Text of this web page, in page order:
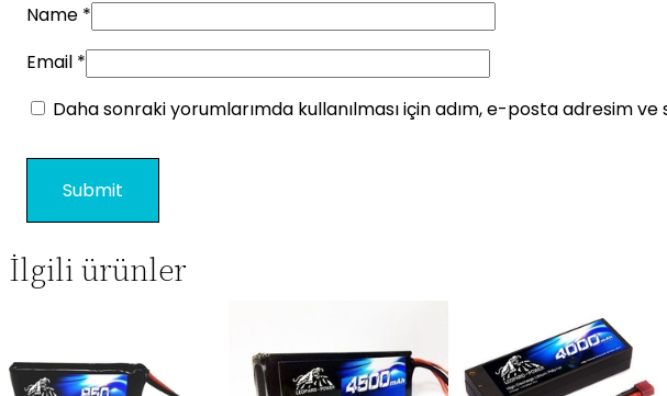
Name *
Email *
Daha sonraki yorumlarımda kullanılması için adım, e-posta adresim
İlgili ürünler